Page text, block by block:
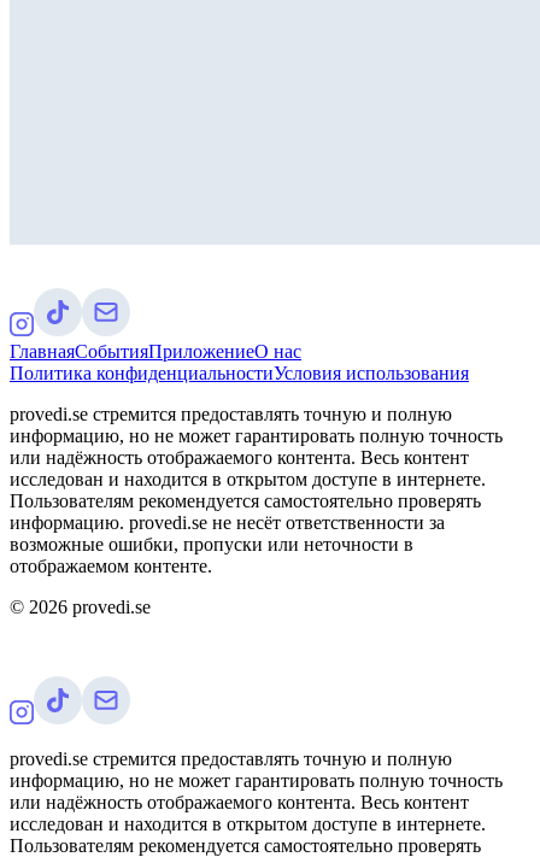
ГлавнаяСобытияПриложениеО нас
Политика конфиденциальностиУсловия использования
provedi.se стремится предоставлять точную и полную
информацию, но не может гарантировать полную точность
или надёжность отображаемого контента. Весь контент
исследован и находится в открытом доступе в интернете.
Пользователям рекомендуется самостоятельно проверять
информацию. provedi.se не несёт ответственности за
возможные ошибки, пропуски или неточности в
отображаемом контенте.
© 2026 provedi.se
provedi.se стремится предоставлять точную и полную
информацию, но не может гарантировать полную точность
или надёжность отображаемого контента. Весь контент
исследован и находится в открытом доступе в интернете.
Пользователям рекомендуется самостоятельно проверять